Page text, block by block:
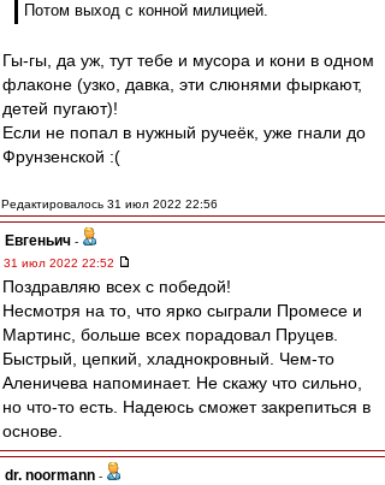
Потом выход с конной милицией.
Гы-гы, да уж, тут тебе и мусора и кони в одном
флаконе (узко, давка, эти слюнями фыркают,
детей пугают)!
Если не попал в нужный ручеёк, уже гнали до
Фрунзенской :(
Редактировалось 31 июл 2022 22:56
Евгеньич -
31 июл 2022 22:52
Поздравляю всех с победой!
Несмотря на то, что ярко сыграли Промесе и
Мартинс, больше всех порадовал Пруцев.
Быстрый, цепкий, хладнокровный. Чем-то
Аленичева напоминает. Не скажу что сильно,
но что-то есть. Надеюсь сможет закрепиться в
основе.
dr. noormann -